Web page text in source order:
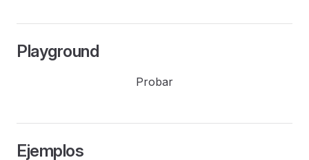
Playground
Probar
Ejemplos